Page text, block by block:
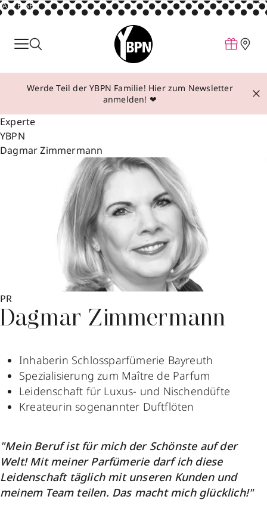
ANZEIGE
Parfum
Make-up
Behandlungen
Inspiration
Über YBPN
Aktionen
Storefinder
Werde Teil der YBPN Familie! Hier zum Newsletter
anmelden! ❤
Experte
YBPN
Dagmar Zimmermann
PR
Dagmar Zimmermann
Inhaberin Schlossparfümerie Bayreuth
Spezialisierung zum Maître de Parfum
Leidenschaft für Luxus- und Nischendüfte
Kreateurin sogenannter Duftflöten
"Mein Beruf ist für mich der Schönste auf der
Welt! Mit meiner Parfümerie darf ich diese
Leidenschaft täglich mit unseren Kunden und
meinem Team teilen. Das macht mich glücklich!"